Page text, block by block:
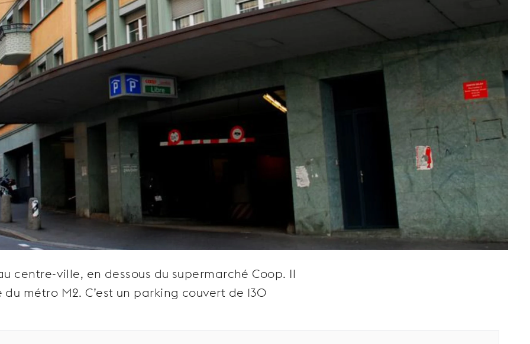
centre-ville, en dessous du supermarché Coop. Il
métro M2. C’est un parking couvert de 130